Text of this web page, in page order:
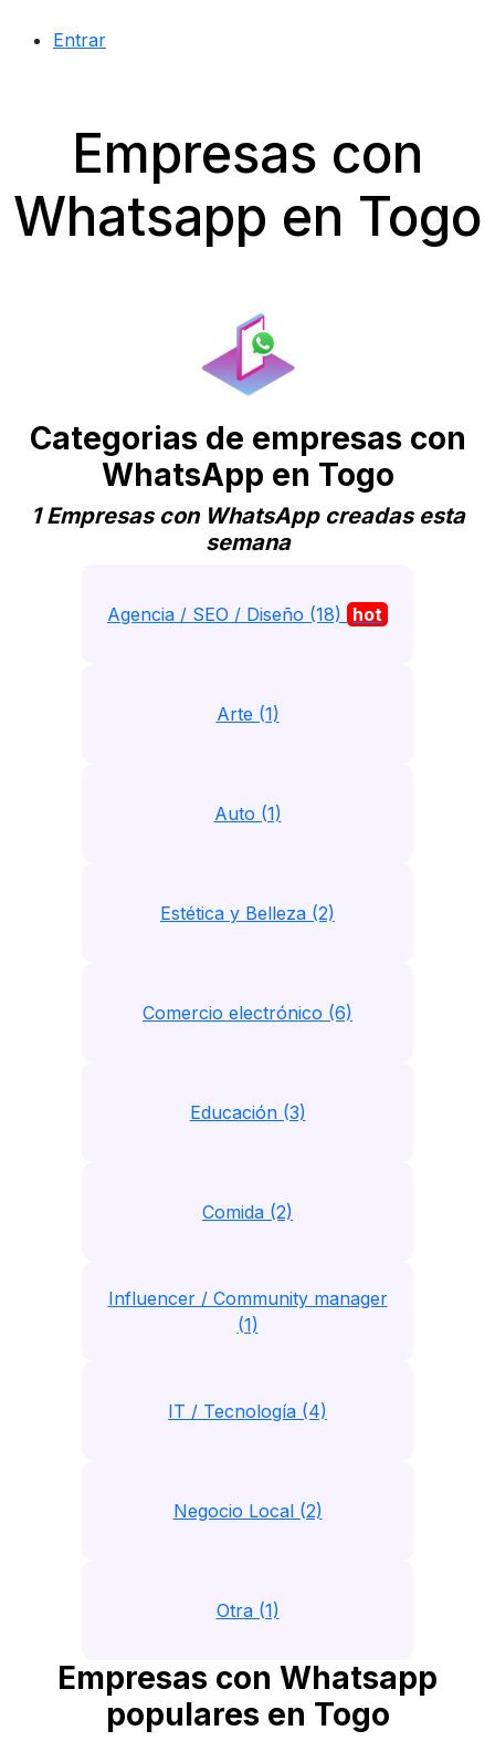
Entrar
Empresas con
Whatsapp en Togo
Categorias de empresas con
WhatsApp en Togo
1 Empresas con WhatsApp creadas esta
semana
Agencia / SEO / Diseño (18) hot
Arte (1)
Auto (1)
Estética y Belleza (2)
Comercio electrónico (6)
Educación (3)
Comida (2)
Influencer / Community manager
(1)
IT / Tecnología (4)
Negocio Local (2)
Otra (1)
Empresas con Whatsapp
populares en Togo